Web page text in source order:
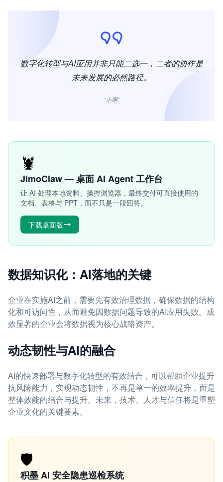
数字化转型与AI应用并非只能二选一，二者的协作是
未来发展的必然路径。
“小墨”
🦞
JimoClaw — 桌面 AI Agent 工作台
让 AI 处理本地资料、操控浏览器，最终交付可直接使用的
文档、表格与 PPT，而不只是一段回答。
下载桌面版
数据知识化：AI落地的关键
企业在实施AI之前，需要先有效治理数据，确保数据的结构
化和可访问性，从而避免因数据问题导致的AI应用失败。成
效显著的企业会将数据视为核心战略资产。
动态韧性与AI的融合
AI的快速部署与数字化转型的有效结合，可以帮助企业提升
抗风险能力，实现动态韧性，不再是单一的效率提升，而是
整体效能的结合与提升。未来，技术、人才与信任将是重塑
企业文化的关键要素。
🛡️
积墨 AI 安全隐患巡检系统